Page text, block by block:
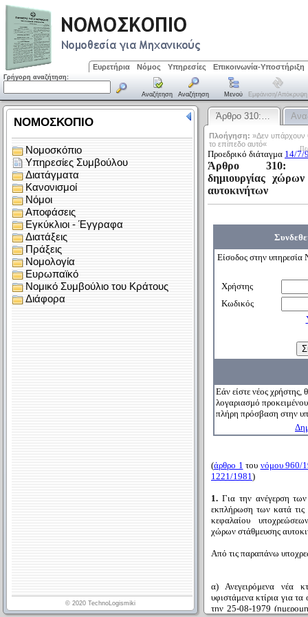
Ευρετήρια Νόμος Υπηρεσίες Επικοινωνία-Υποστήριξη
Γρήγορη αναζήτηση:
Αναζήτηση Αναζήτηση Μενού Εμφάνιση/απόκρυψη
Άρθρο 310:…